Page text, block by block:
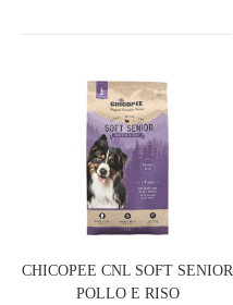
CHICOPEE CNL SOFT SENIOR
POLLO E RISO